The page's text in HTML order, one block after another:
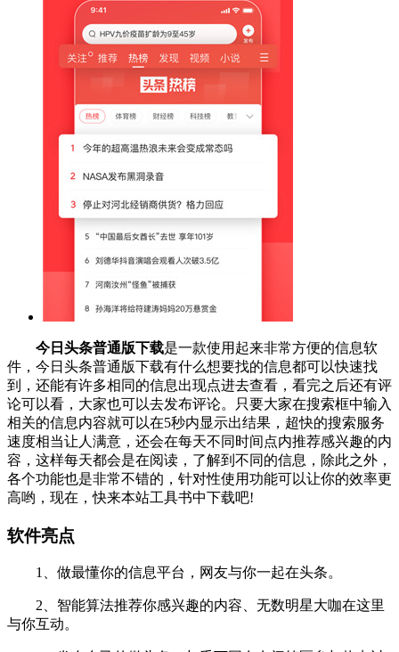
今日头条普通版下载是一款使用起来非常方便的信息软
件，今日头条普通版下载有什么想要找的信息都可以快速找
到，还能有许多相同的信息出现点进去查看，看完之后还有评
论可以看，大家也可以去发布评论。只要大家在搜索框中输入
相关的信息内容就可以在5秒内显示出结果，超快的搜索服务
速度相当让人满意，还会在每天不同时间点内推荐感兴趣的内
容，这样每天都会是在阅读，了解到不同的信息，除此之外，
各个功能也是非常不错的，针对性使用功能可以让你的效率更
高哟，现在，快来本站工具书中下载吧!
软件亮点
1、做最懂你的信息平台，网友与你一起在头条。
2、智能算法推荐你感兴趣的内容、无数明星大咖在这里
与你互动。